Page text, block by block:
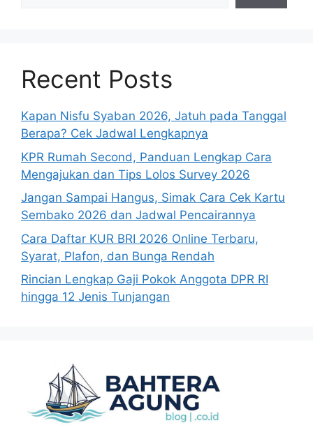
Recent Posts
Kapan Nisfu Syaban 2026, Jatuh pada Tanggal
Berapa? Cek Jadwal Lengkapnya
KPR Rumah Second, Panduan Lengkap Cara
Mengajukan dan Tips Lolos Survey 2026
Jangan Sampai Hangus, Simak Cara Cek Kartu
Sembako 2026 dan Jadwal Pencairannya
Cara Daftar KUR BRI 2026 Online Terbaru,
Syarat, Plafon, dan Bunga Rendah
Rincian Lengkap Gaji Pokok Anggota DPR RI
hingga 12 Jenis Tunjangan